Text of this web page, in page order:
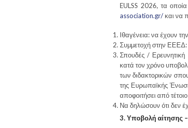
EULSS 2026, τα
association.gr/ και να
Ιθαγένεια: να έχουν
Συμμετοχή στην ΕΕΕΔ:
Σπουδές / Ερευνητική
κατά τον χρόνο
των διδακτορικών
της Ευρωπαϊκής
αποφοιτήσει από
Να δηλώσουν ότι δεν
3. Υποβολή αίτησης